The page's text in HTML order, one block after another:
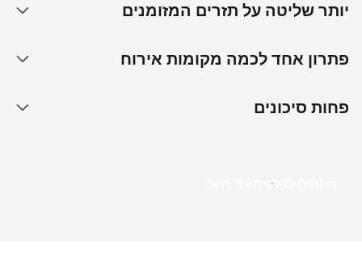
יותר שליטה על תזרים המזומנים
פתרון אחד לכמה מקומות אירוח
פחות סיכונים
התחילו להרוויח עוד היום